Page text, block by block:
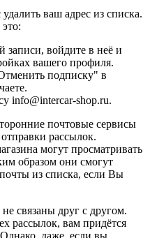
ваш адрес из списка.
записи, войдите в неё и
вашего профиля.
подписку" в
info@intercar-shop.ru.
почтовые сервисы
рассылок.
могут просматривать
образом они смогут
из списка, если Вы
связаны друг с другом.
рассылок, вам придётся
Однако, даже, если вы